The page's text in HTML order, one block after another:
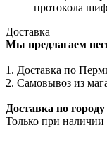
протокола
Доставка
Мы предлагаем
1. Доставка по
2. Самовывоз из
Доставка по
Только при наличии